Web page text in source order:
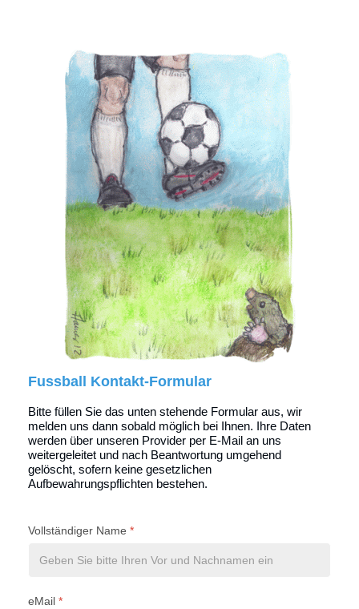
Fussball Kontakt-Formular
Bitte füllen Sie das unten stehende Formular aus, wir
melden uns dann sobald möglich bei Ihnen. Ihre Daten
werden über unseren Provider per E-Mail an uns
weitergeleitet und nach Beantwortung umgehend
gelöscht, sofern keine gesetzlichen
Aufbewahrungspflichten bestehen.
Vollständiger Name *
eMail *